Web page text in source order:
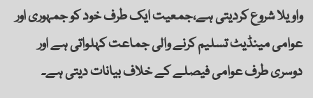
واویلا شروع کردیتی ہے،جمعیت ایک طرف خود کو جمہوری اور
عوامی مینڈیٹ تسلیم کرنے والی جماعت کہلواتی ہے اور
دوسری طرف عوامی فیصلے کے خلاف بیانات دیتی ہے۔